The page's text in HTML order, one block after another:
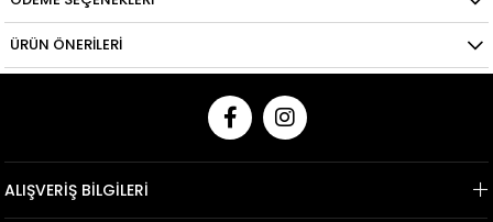
ÜRÜN ÖNERILERI
ALIŞVERİŞ BİLGİLERİ